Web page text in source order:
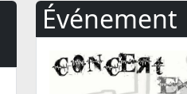
Événement